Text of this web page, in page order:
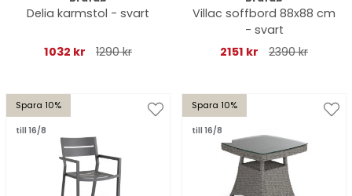
Delia karmstol - svart
1032 kr 1290 kr
Villac soffbord 88x88 cm
- svart
2151 kr
2390 kr
Spara 10%
till 16/8
Spara 10%
till 16/8